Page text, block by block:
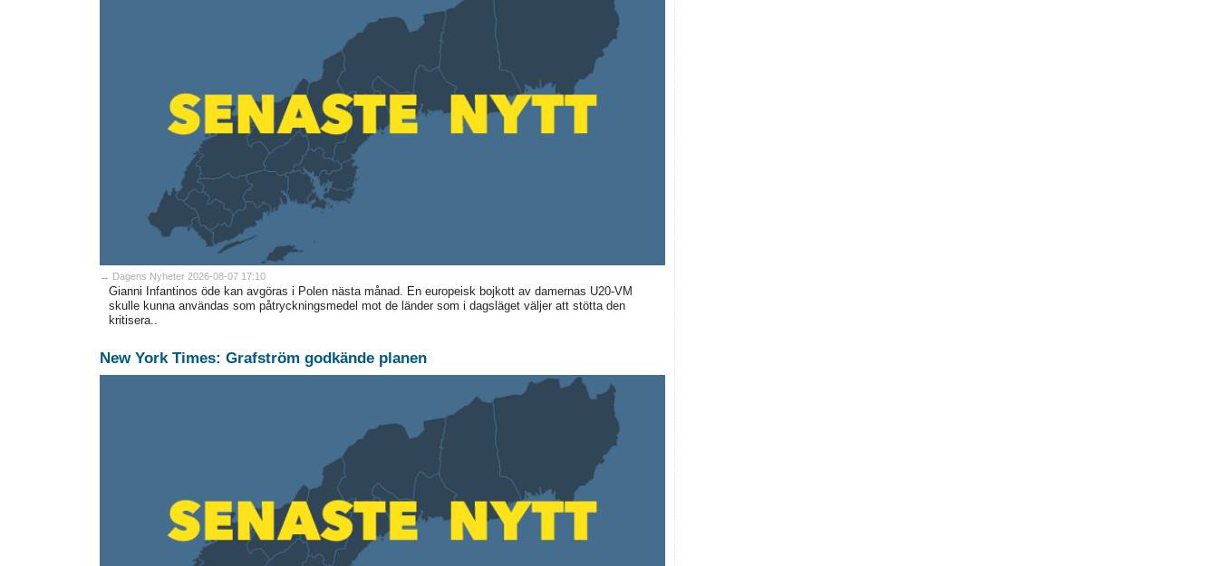
→ Dagens Nyheter 2026-08-07 17:10
Gianni Infantinos öde kan avgöras i Polen nästa månad. En europeisk bojkott av damernas U20-VM
skulle kunna användas som påtryckningsmedel mot de länder som i dagsläget väljer att stötta den
kritisera..
New York Times: Grafström godkände planen